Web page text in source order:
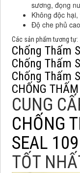
sương, đọng
Không độc
Độ che phủ
Các sản phẩm tương tự:
Chống Thấm
Chống Thấm
Chống Thấm
CHỐNG
CUNG
CHỐNG
SEAL 109
TỐT